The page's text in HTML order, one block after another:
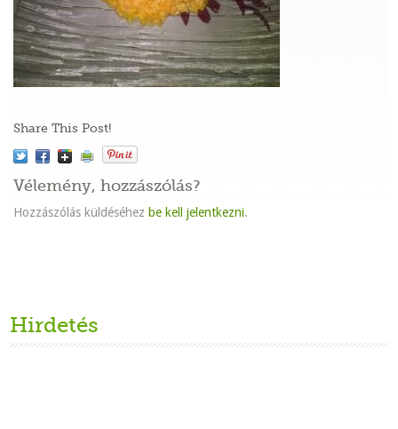
Share This Post!
Vélemény, hozzászólás?
Hozzászólás küldéséhez be kell jelentkezni.
Hirdetés